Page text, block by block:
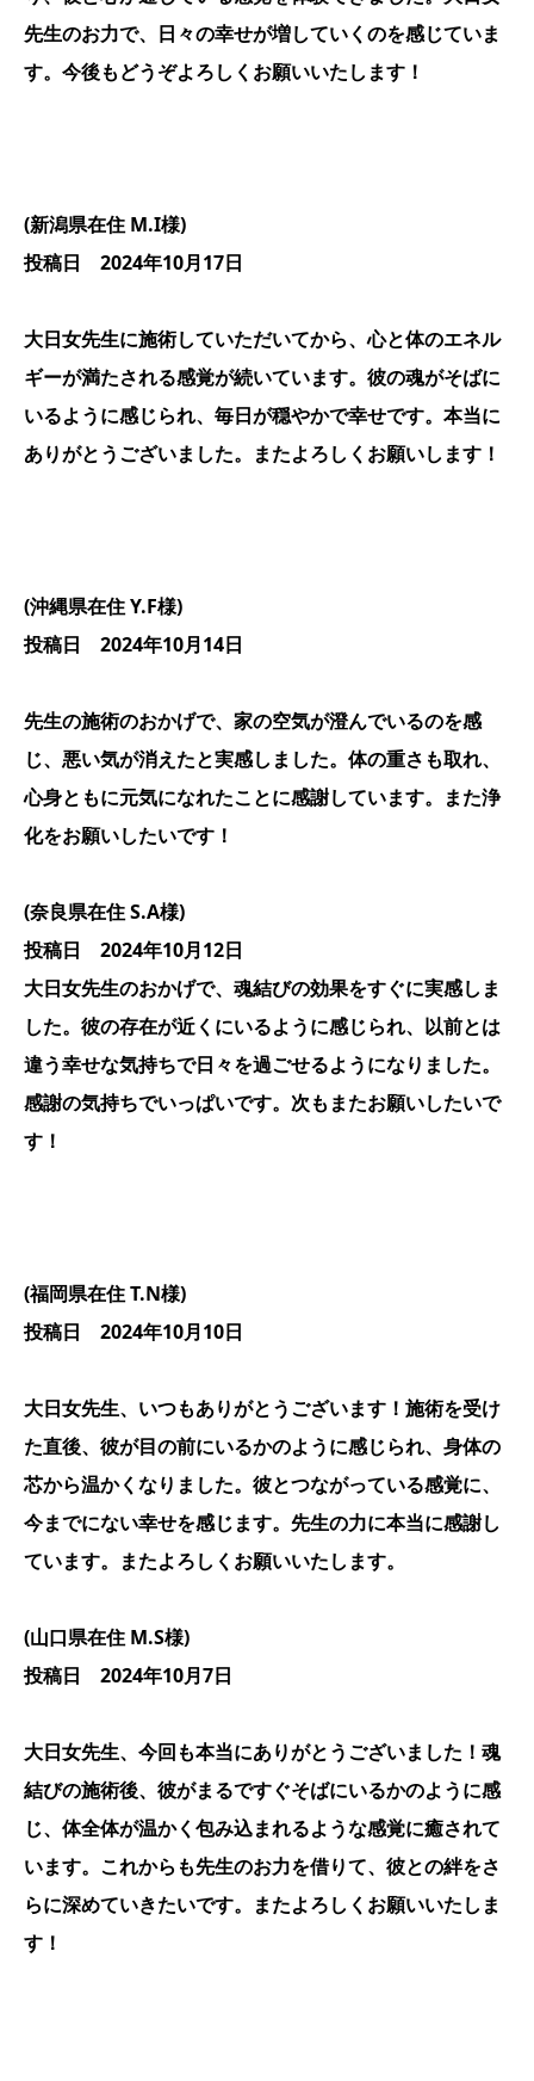
先生のお力で、日々の幸せが増していくのを感じていま
す。今後もどうぞよろしくお願いいたします！
(新潟県在住 M.I様)
投稿日 2024年10月17日
大日女先生に施術していただいてから、心と体のエネル
ギーが満たされる感覚が続いています。彼の魂がそばに
いるように感じられ、毎日が穏やかで幸せです。本当に
ありがとうございました。またよろしくお願いします！
(沖縄県在住 Y.F様)
投稿日 2024年10月14日
先生の施術のおかげで、家の空気が澄んでいるのを感
じ、悪い気が消えたと実感しました。体の重さも取れ、
心身ともに元気になれたことに感謝しています。また浄
化をお願いしたいです！
(奈良県在住 S.A様)
投稿日 2024年10月12日
大日女先生のおかげで、魂結びの効果をすぐに実感しま
した。彼の存在が近くにいるように感じられ、以前とは
違う幸せな気持ちで日々を過ごせるようになりました。
感謝の気持ちでいっぱいです。次もまたお願いしたいで
す！
(福岡県在住 T.N様)
投稿日 2024年10月10日
大日女先生、いつもありがとうございます！施術を受け
た直後、彼が目の前にいるかのように感じられ、身体の
芯から温かくなりました。彼とつながっている感覚に、
今までにない幸せを感じます。先生の力に本当に感謝し
ています。またよろしくお願いいたします。
(山口県在住 M.S様)
投稿日 2024年10月7日
大日女先生、今回も本当にありがとうございました！魂
結びの施術後、彼がまるですぐそばにいるかのように感
じ、体全体が温かく包み込まれるような感覚に癒されて
います。これからも先生のお力を借りて、彼との絆をさ
らに深めていきたいです。またよろしくお願いいたしま
す！